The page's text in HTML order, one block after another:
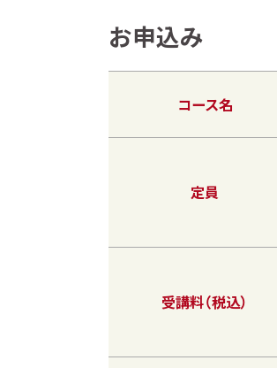
お申込み
コース名
定員
受講料（税込）